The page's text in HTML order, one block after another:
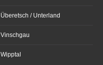
Überetsch / Unterland
Vinschgau
Wipptal